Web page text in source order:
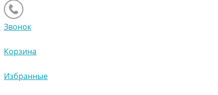
Звонок
Корзина
Избранные